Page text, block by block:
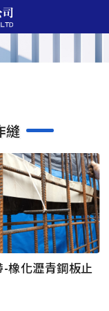
縫
-橡化瀝青鋼板止